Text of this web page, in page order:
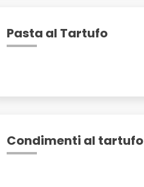
Pasta al Tartufo
Condimenti al tartufo